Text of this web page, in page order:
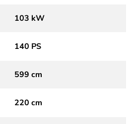
103 kW
140 PS
599 cm
220 cm